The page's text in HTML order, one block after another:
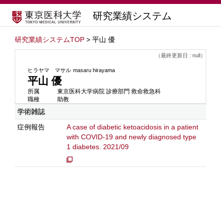
研究業績システム
研究業績システムTOP > 平山 優
（最終更新日 : null）
ヒラヤマ マサル masaru hirayama
平山 優
所属
東京医科大学病院 診療部門 救命救急科
職種
助教
学術雑誌
症例報告
A case of diabetic ketoacidosis in a patient
with COVID-19 and newly diagnosed type
1 diabetes. 2021/09